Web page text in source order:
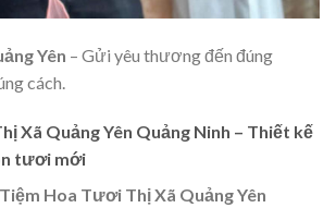
Yên – Gửi yêu thương đến đúng
cách.
Xã Quảng Yên Quảng Ninh – Thiết kế
tươi mới
Tiệm Hoa Tươi Thị Xã Quảng Yên